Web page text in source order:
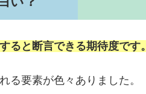
ると断言できる期待度です。
る要素が色々ありました。